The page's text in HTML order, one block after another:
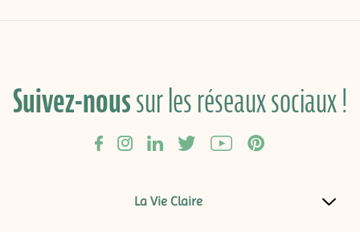
Suivez-noussur les réseaux sociaux !
La Vie Claire